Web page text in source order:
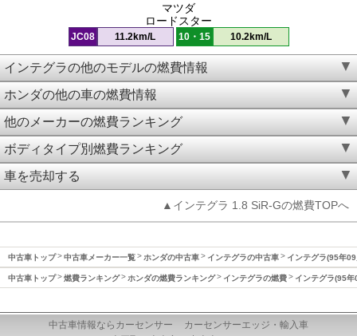
マツダ
ロードスター
JC08 11.2km/L 10・15 10.2km/L
インテグラの他のモデルの燃費情報
ホンダの他の車の燃費情報
他のメーカーの燃費ランキング
ボディタイプ別燃費ランキング
車を売却する
▲インテグラ 1.8 SiR-Gの燃費TOPへ
中古車トップ 中古車メーカー一覧 ホンダの中古車 インテグラの中古車 インテグラ(95年
中古車トップ 燃費ランキング ホンダの燃費ランキング インテグラの燃費 インテグラ(95
中古車情報ならカーセンサー
カーセンサーエッジ・輸入車